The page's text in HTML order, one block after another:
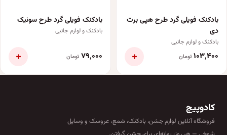
بادکنک فویلی گرد طرح هپی برت
دی
بادکنک و لوازم جانبی
۱۰۳٬۴۰۰ تومان +
بادکنک فویلی گرد طرح سونیک
بادکنک و لوازم جانبی
۷۹٬۰۰۰ تومان +
کادوپیچ
فروشگاه آنلاین لوازم جشن، بادکنک، شمع، عروسک و وسایل